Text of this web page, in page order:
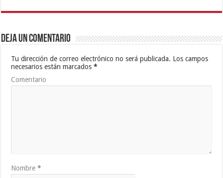
Deja un comentario
Tu dirección de correo electrónico no será publicada. Los campos
necesarios están marcados*
Comentario
Nombre*